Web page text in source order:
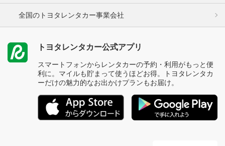
全国のトヨタレンタカー事業会社
トヨタレンタカー公式アプリ
スマートフォンからレンタカーの予約・利用がもっと便
利に。マイルも貯まって使うほどお得。トヨタレンタカ
ーだけの魅力的なお出かけプランもお届け。